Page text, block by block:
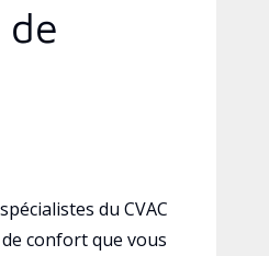
du CVAC
confort que vous